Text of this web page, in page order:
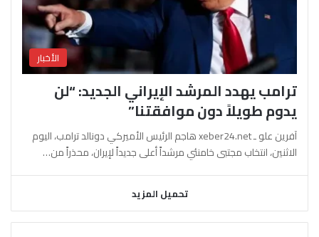
الأخبار
ترامب يهدد المرشد الإيراني الجديد: “لن
يدوم طويلاً دون موافقتنا”
آفرين علو ـ xeber24.net هاجم الرئيس الأميركي دونالد ترامب، اليوم
الاثنين، انتخاب مجتبى خامنئي مرشداً أعلى جديداً لإيران، محذراً من…
تحميل المزيد